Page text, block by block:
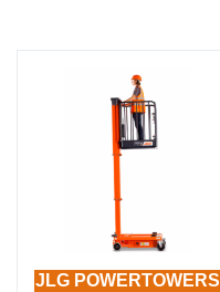
JLG POWERTOWERS